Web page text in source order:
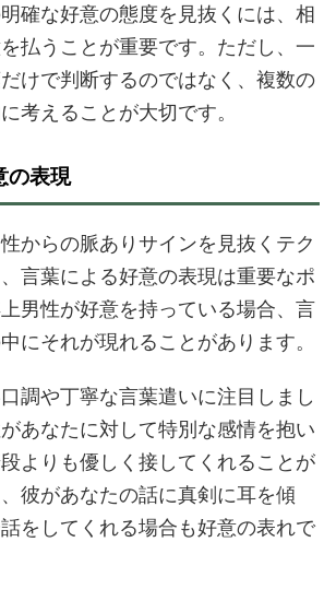
確な好意の態度を見抜くには、相
払うことが重要です。ただし、一
けで判断するのではなく、複数の
考えることが大切です。
の表現
からの脈ありサインを見抜くテク
言葉による好意の表現は重要なポ
男性が好意を持っている場合、言
にそれが現れることがあります。
調や丁寧な言葉遣いに注目しまし
あなたに対して特別な感情を抱い
よりも優しく接してくれることが
彼があなたの話に真剣に耳を傾
をしてくれる場合も好意の表れで